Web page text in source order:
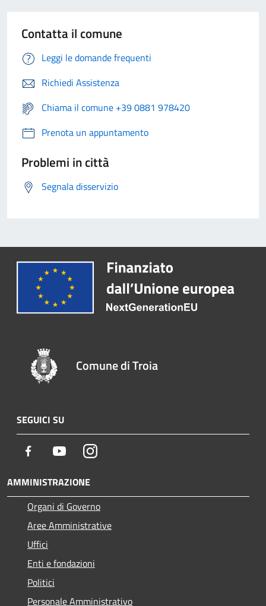
Contatta il comune
Leggi le domande frequenti
Richiedi Assistenza
Chiama il comune +39 0881 978420
Prenota un appuntamento
Problemi in città
Segnala disservizio
Comune di Troia
SEGUICI SU
Facebook YoutubeInstagram
AMMINISTRAZIONE
Organi di Governo
Aree Amministrative
Uffici
Enti e fondazioni
Politici
Personale Amministrativo